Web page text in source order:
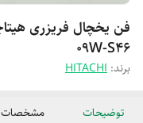
09W-S46
برند: HITACHI
توضیحات مشخصات